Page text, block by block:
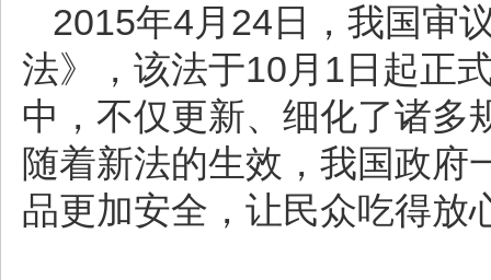
2015年4月24日，我国审
法》，该法于10月1日起正
中，不仅更新、细化了诸多
随着新法的生效，我国政府
品更加安全，让民众吃得放